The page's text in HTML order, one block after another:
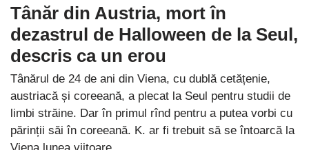
Tânăr din Austria, mort în
dezastrul de Halloween de la Seul,
descris ca un erou
Tânărul de 24 de ani din Viena, cu dublă cetățenie,
austriacă și coreeană, a plecat la Seul pentru studii de
limbi străine. Dar în primul rînd pentru a putea vorbi cu
părinții săi în coreeană. K. ar fi trebuit să se întoarcă la